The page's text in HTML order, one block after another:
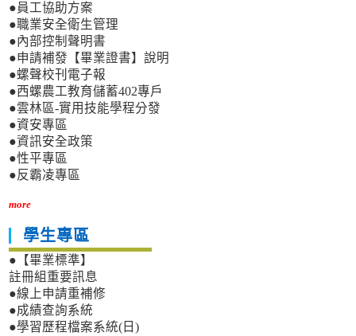
●員工協助方案
●職業安全衛生管理
●內部控制聲明書
●申請補發【畢業證書】說明
●螺聲校刊電子報
●西螺農工教育儲蓄402專戶
●雲林區-實用技能學程分發
●資安專區
●資訊安全政策
●性平專區
●反霸凌專區
more
學生專區
●【畢業標準】
註冊組重要訊息
●線上申請重補修
●成績查詢系統
●學習歷程檔案系統(日)